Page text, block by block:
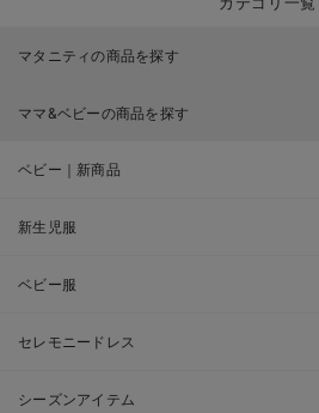
マタニティの商品を探す
ママ&ベビーの商品を探す
ベビー｜新商品
新生児服
ベビー服
セレモニードレス
シーズンアイテム